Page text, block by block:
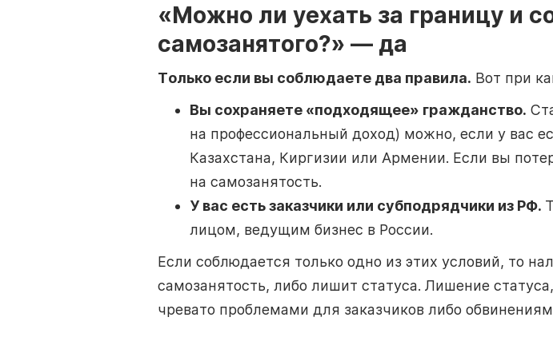
«Можно ли уехать за границу и
самозанятого?» — да
Только если вы соблюдаете два правила. Вот при
Вы сохраняете «подходящее» гражданство.
на профессиональный доход) можно, если у вас
Казахстана, Киргизии или Армении. Если вы
на самозанятость.
У вас есть заказчики или субподрядчики из РФ.
лицом, ведущим бизнес в России.
Если соблюдается только одно из этих условий, то
самозанятость, либо лишит статуса. Лишение
чревато проблемами для заказчиков либо